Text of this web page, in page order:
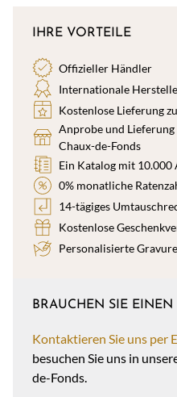
IHRE VORTEILE
Offizieller Händler
Internationale
Kostenlose Lieferung
Anprobe und
Chaux-de-Fonds
Ein Katalog mit 10.000
0% monatliche
14-tägiges
Kostenlose
Personalisierte
BRAUCHEN SIE EINEN
Kontaktieren Sie uns per
besuchen Sie uns in
de-Fonds.